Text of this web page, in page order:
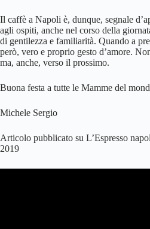
Il caffè a Napoli è, dunque, segnale
agli ospiti, anche nel corso della
di gentilezza e familiarità. Quando a
però, vero e proprio gesto d’amore.
ma, anche, verso il prossimo.
Buona festa a tutte le Mamme del
Michele Sergio
Articolo pubblicato su L’Espresso
2019